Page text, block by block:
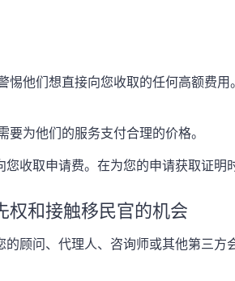
惕他们想直接向您收取的任何高额费
要为他们的服务支付合理的价格。
您收取申请费。在为您的申请获取证明
权和接触移民官的机会
的顾问、代理人、咨询师或其他第三